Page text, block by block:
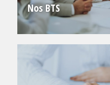
Nos BTS